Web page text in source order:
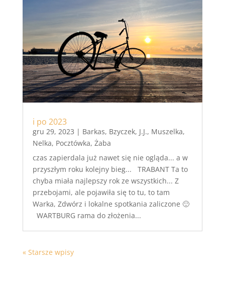
i po 2023
gru 29, 2023 | Barkas, Bzyczek, J.J., Muszelka,
Nelka, Pocztówka, Żaba
czas zapierdala już nawet się nie ogląda... a w
przyszłym roku kolejny bieg... TRABANT Ta to
chyba miała najlepszy rok ze wszystkich... Z
przebojami, ale pojawiła się to tu, to tam
Warka, Zdwórz i lokalne spotkania zaliczone 🙂
WARTBURG rama do złożenia...
« Starsze wpisy